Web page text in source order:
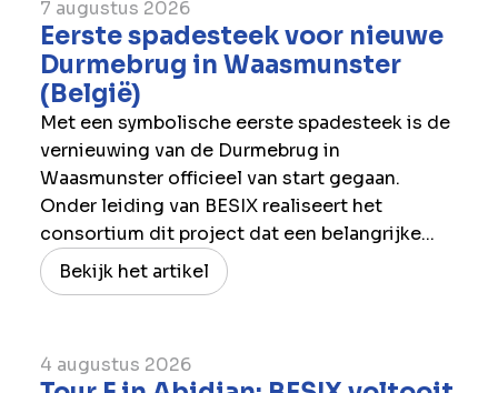
7 augustus 2026
Eerste spadesteek voor nieuwe
Durmebrug in Waasmunster
(België)
Met een symbolische eerste spadesteek is de
vernieuwing van de Durmebrug in
Waasmunster officieel van start gegaan.
Onder leiding van BESIX realiseert het
consortium dit project dat een belangrijke...
Bekijk het artikel
4 augustus 2026